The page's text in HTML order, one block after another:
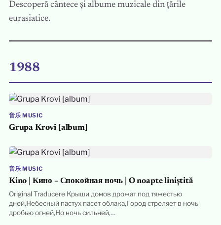
Descoperă cântece și albume muzicale din țările
eurasiatice.
1988
音乐 MUSIC
Grupa Krovi [album]
音乐 MUSIC
Kino | Кино – Спокойная ночь | O noapte liniștită
Original Traducere Крыши домов дрожат под тяжестью
дней,Небесный пастух пасет облака,Город стреляет в ночь
дробью огней,Но ночь сильней,…